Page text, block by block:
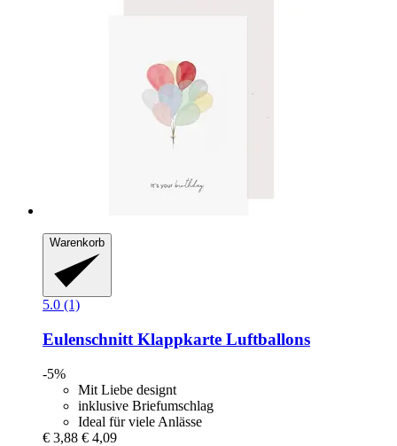
Warenkorb
5.0 (1)
Eulenschnitt Klappkarte Luftballons
-5%
Mit Liebe designt
inklusive Briefumschlag
Ideal für viele Anlässe
€ 3,88 € 4,09